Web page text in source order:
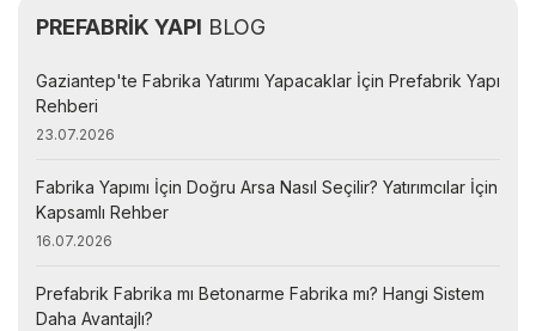
PREFABRİK YAPI BLOG
Gaziantep'te Fabrika Yatırımı Yapacaklar İçin Prefabrik Yapı
Rehberi
23.07.2026
Fabrika Yapımı İçin Doğru Arsa Nasıl Seçilir? Yatırımcılar İçin
Kapsamlı Rehber
16.07.2026
Prefabrik Fabrika mı Betonarme Fabrika mı? Hangi Sistem
Daha Avantajlı?